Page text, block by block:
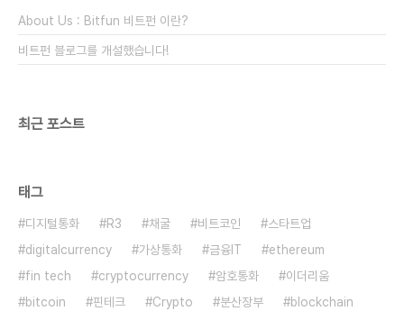
은 금전도 아니고 외..
About Us : Bitfun 비트펀 이란?
비트펀 블로그를 개설했습니다!
최근 포스트
태그
디지털통화 R3 채굴 비트코인
스타트업
digitalcurrency
가상통화 금융IT
ethereum
fin tech
cryptocurrency 암호통화
이더리움
bitcoin
핀테크 Crypto 분산장부
blockchain